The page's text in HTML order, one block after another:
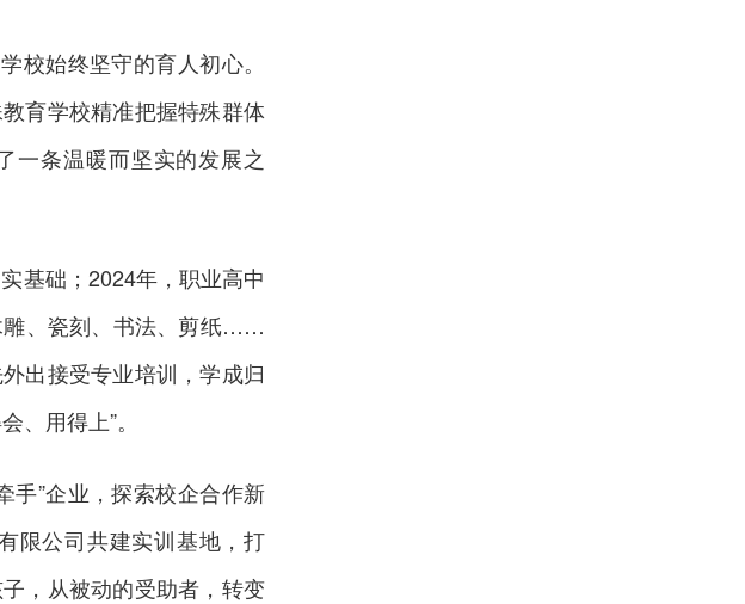
校始终坚守的育人初心。
育学校精准把握特殊群体
一条温暖而坚实的发展之
基础；2024年，职业高中
雕、瓷刻、书法、剪纸……
出接受专业培训，学成归
、用得上”。
手”企业，探索校企合作新
限公司共建实训基地，打
，从被动的受助者，转变